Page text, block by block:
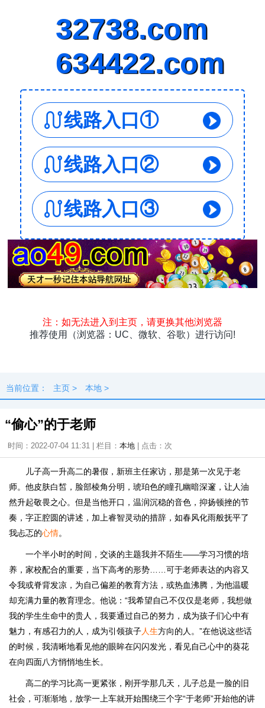
最新
快料 独闻 本地
当前位置： 主页 > 本地 >
“偷心”的于老师
时间：2022-07-04 11:31 | 栏目： 本地 | 点击： 次
儿子高一升高二的暑假，新班主任家访，那是第一次见于老
师。他皮肤白皙，脸部棱角分明，琥珀色的瞳孔幽暗深邃，让人油
然升起敬畏之心。但是当他开口，温润沉稳的音色，抑扬顿挫的节
奏，字正腔圆的讲述，加上睿智灵动的措辞，如春风化雨般抚平了
我忐忑的心情。
一个半小时的时间，交谈的主题我并不陌生——学习习惯的培
养，家校配合的重要，当下高考的形势……可于老师表达的内容又
令我或脊背发凉，为自己偏差的教育方法，或热血沸腾，为他温暖
却充满力量的教育理念。他说：“我希望自己不仅仅是老师，我想做
我的学生生命中的贵人，我要通过自己的努力，成为孩子们心中有
魅力，有感召力的人，成为引领孩子人生方向的人。”在他说这些话
的时候，我清晰地看见他的眼眸在闪闪发光，看见自己心中的葵花
在向四面八方悄悄地生长。
高二的学习比高一更紧张，刚开学那几天，儿子总是一脸的旧
社会，可渐渐地，放学一上车就开始围绕三个字“于老师”开始他的讲